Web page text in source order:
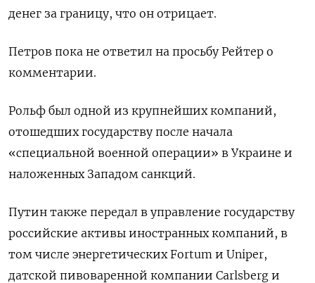
денег за границу, что он отрицает.
Петров пока не ответил на просьбу Рейтер о
комментарии.
Рольф был одной из крупнейших компаний,
отошедших государству после начала
«специальной военной операции» в Украине и
наложенных Западом санкций.
Путин также передал в управление государству
российские активы иностранных компаний, в
том числе энергетических Fortum и Uniper,
датской пивоваренной компании Carlsberg и